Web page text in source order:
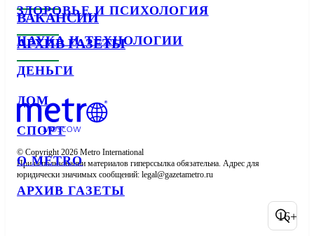
ЗДОРОВЬЕ И ПСИХОЛОГИЯ
НАУКА И ТЕХНОЛОГИИ
ДЕНЬГИ
ДОМ
СПОРТ
О METRO
АРХИВ ГАЗЕТЫ
ВАКАНСИИ
АРХИВ ГАЗЕТЫ
© Copyright 2026 Metro International
При использовании материалов гиперссылка обязательна. Адрес для
юридически значимых сообщений:
16+